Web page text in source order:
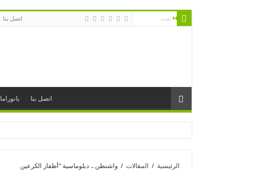
اتصل بنا
بانوراما اتصل بنا
الرئيسية / المقالات / واشنطن .. دبلوماسية “أظفار الكرعين